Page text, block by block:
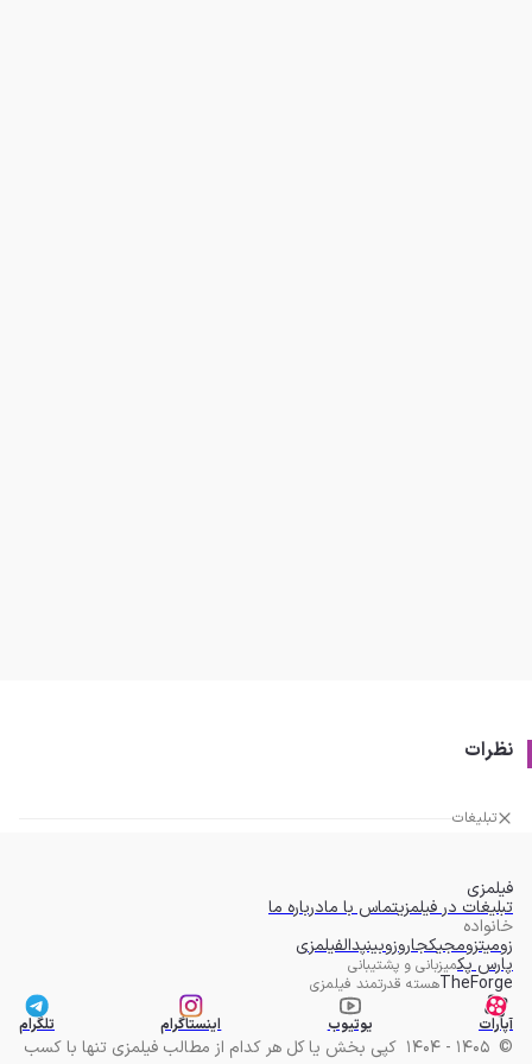
نظرات
تبلیغات
فیلمزی
تبلیغات در فیلمزیتماس با مادرباره ما
خانواده
زومیتزومجیکجاروزوبینپدالفیلمزی
پارس پکمیزبانی و پشتیبانی
TheForgeهسته قدرتمند فیلمزی
آپارات
یوتیوب اینستاگرام تلگرام
©
1405 - 1404 کپی بخش یا کل هر کدام از مطالب فیلمزی تنها با کسب